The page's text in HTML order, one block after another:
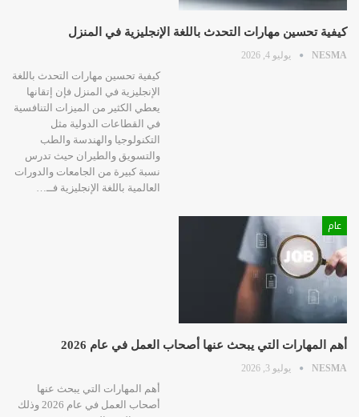
كيفية تحسين مهارات التحدث باللغة الإنجليزية في المنزل
NESMA يوليو 4, 2026
كيفية تحسين مهارات التحدث باللغة
الإنجليزية في المنزل فإن إتقانها
يعطي الكثير من الميزات التنافسية
في القطاعات الدولية مثل
التكنولوجيا والهندسة والطب
والتسويق والطيران حيث تدرس
نسبة كبيرة من الجامعات والدورات
العالمية باللغة الإنجليزية فــ…
عام
أهم المهارات التي يبحث عنها أصحاب العمل في عام 2026
NESMA يوليو 3, 2026
أهم المهارات التي يبحث عنها
أصحاب العمل في عام 2026 وذلك